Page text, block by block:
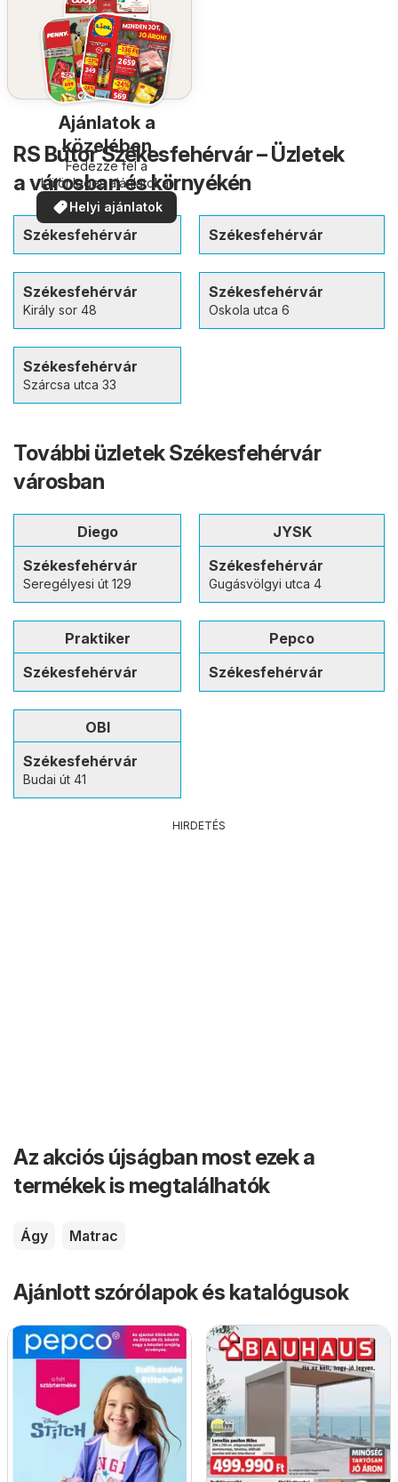
Ajánlatok a
közelében
Fedezze fel a
különleges ajánlatokat
Helyi ajánlatok
RS Bútor Székesfehérvár – Üzletek
a városban és környékén
Székesfehérvár Székesfehérvár
Székesfehérvár
Király sor 48
Székesfehérvár
Oskola utca 6
Székesfehérvár
Szárcsa utca 33
További üzletek Székesfehérvár
városban
Diego
Székesfehérvár
Seregélyesi út 129
JYSK
Székesfehérvár
Gugásvölgyi utca 4
Praktiker
Székesfehérvár
Pepco
Székesfehérvár
OBI
Székesfehérvár
Budai út 41
HIRDETÉS
Az akciós újságban most ezek a
termékek is megtalálhatók
Ágy Matrac
Ajánlott szórólapok és katalógusok